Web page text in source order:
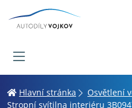
Hlavní stránka Osvětlení
Stropní svítilna interiéru